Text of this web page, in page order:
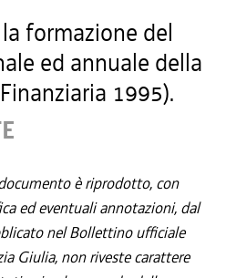
formazione del
ed annuale della
1995).
è riprodotto, con
ed eventuali annotazioni, dal
nel Bollettino ufficiale
Giulia, non riveste carattere